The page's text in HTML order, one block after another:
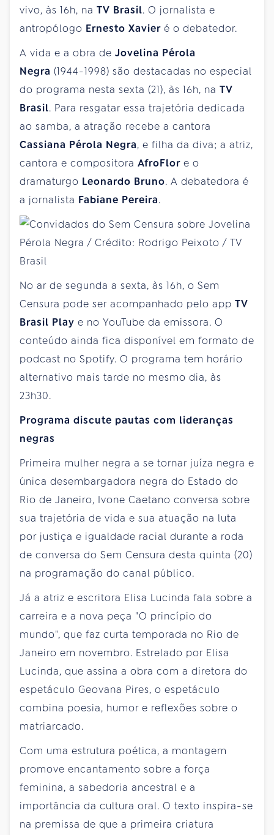
vivo, às 16h, na TV Brasil. O jornalista e
antropólogo Ernesto Xavier é o debatedor.
A vida e a obra de Jovelina Pérola
Negra (1944-1998) são destacadas no especial
do programa nesta sexta (21), às 16h, na TV
Brasil. Para resgatar essa trajetória dedicada
ao samba, a atração recebe a cantora
Cassiana Pérola Negra, e filha da diva; a atriz,
cantora e compositora AfroFlor e o
dramaturgo Leonardo Bruno. A debatedora é
a jornalista Fabiane Pereira.
No ar de segunda a sexta, às 16h, o Sem
Censura pode ser acompanhado pelo app TV
Brasil Play e no YouTube da emissora. O
conteúdo ainda fica disponível em formato de
podcast no Spotify. O programa tem horário
alternativo mais tarde no mesmo dia, às
23h30.
Programa discute pautas com lideranças
negras
Primeira mulher negra a se tornar juíza negra e
única desembargadora negra do Estado do
Rio de Janeiro, Ivone Caetano conversa sobre
sua trajetória de vida e sua atuação na luta
por justiça e igualdade racial durante a roda
de conversa do Sem Censura desta quinta (20)
na programação do canal público.
Já a atriz e escritora Elisa Lucinda fala sobre a
carreira e a nova peça "O princípio do
mundo", que faz curta temporada no Rio de
Janeiro em novembro. Estrelado por Elisa
Lucinda, que assina a obra com a diretora do
espetáculo Geovana Pires, o espetáculo
combina poesia, humor e reflexões sobre o
matriarcado.
Com uma estrutura poética, a montagem
promove encantamento sobre a força
feminina, a sabedoria ancestral e a
importância da cultura oral. O texto inspira-se
na premissa de que a primeira criatura